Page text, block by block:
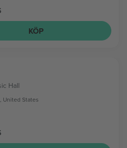
KÖP
Hall
United States